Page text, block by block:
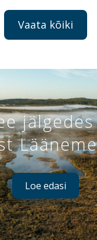
Vaata kõiki
Loe edasi